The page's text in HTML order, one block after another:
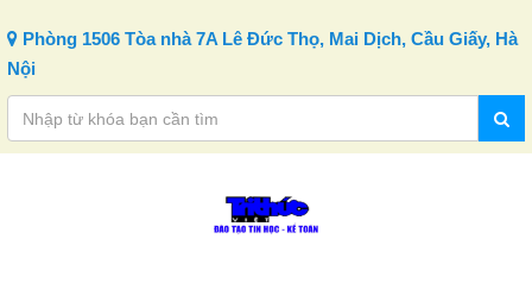
Phòng 1506 Tòa nhà 7A Lê Đức Thọ, Mai Dịch, Cầu Giấy, Hà
Nội